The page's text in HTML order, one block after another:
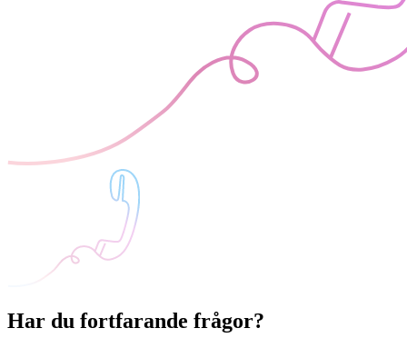
Har du fortfarande frågor?